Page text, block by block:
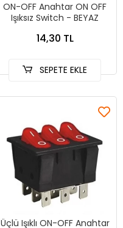
ON-OFF Anahtar ON OFF
Işıksız Switch - BEYAZ
14,30 TL
SEPETE EKLE
Üçlü Işıklı ON-OFF Anahtar